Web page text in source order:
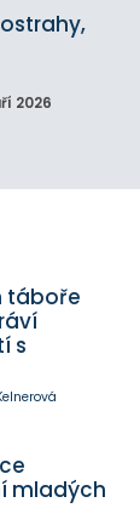
2026
táboře
s
mladých